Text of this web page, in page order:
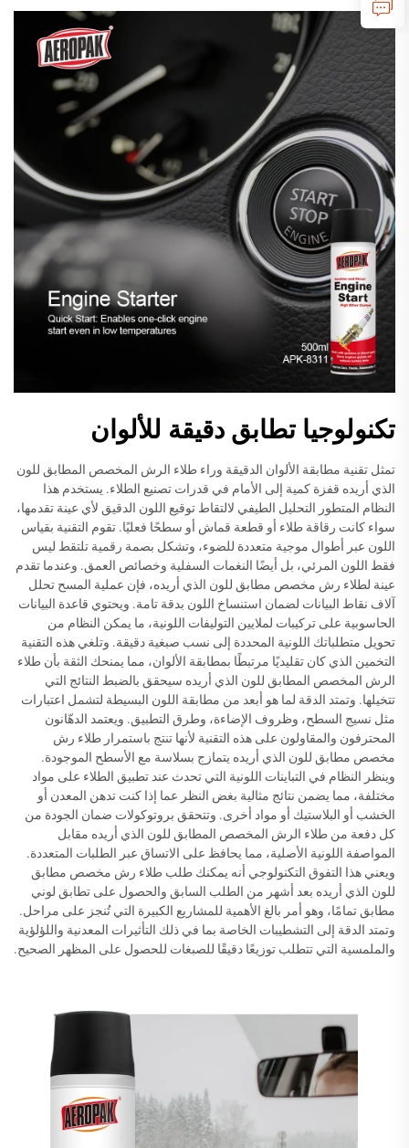
تكنولوجيا تطابق دقيقة للألوان
تمثل تقنية مطابقة الألوان الدقيقة وراء طلاء الرش المخصص المطابق للون
الذي أريده قفزة كمية إلى الأمام في قدرات تصنيع الطلاء. يستخدم هذا
النظام المتطور التحليل الطيفي لالتقاط توقيع اللون الدقيق لأي عينة تقدمها،
سواء كانت رقاقة طلاء أو قطعة قماش أو سطحًا فعليًا. تقوم التقنية بقياس
اللون عبر أطوال موجية متعددة للضوء، وتشكل بصمة رقمية تلتقط ليس
فقط اللون المرئي، بل أيضًا النغمات السفلية وخصائص العمق. وعندما تقدم
عينة لطلاء رش مخصص مطابق للون الذي أريده، فإن عملية المسح تحلل
آلاف نقاط البيانات لضمان استنساخ اللون بدقة تامة. ويحتوي قاعدة البيانات
الحاسوبية على تركيبات لملايين التوليفات اللونية، ما يمكن النظام من
تحويل متطلباتك اللونية المحددة إلى نسب صبغية دقيقة. وتلغي هذه التقنية
التخمين الذي كان تقليديًا مرتبطًا بمطابقة الألوان، مما يمنحك الثقة بأن طلاء
الرش المخصص المطابق للون الذي أريده سيحقق بالضبط النتائج التي
تتخيلها. وتمتد الدقة لما هو أبعد من مطابقة اللون البسيطة لتشمل اعتبارات
مثل نسيج السطح، وظروف الإضاءة، وطرق التطبيق. ويعتمد الدهّانون
المحترفون والمقاولون على هذه التقنية لأنها تنتج باستمرار طلاء رش
مخصص مطابق للون الذي أريده يتمازج بسلاسة مع الأسطح الموجودة.
وينظر النظام في التباينات اللونية التي تحدث عند تطبيق الطلاء على مواد
مختلفة، مما يضمن نتائج مثالية بغض النظر عما إذا كنت تدهن المعدن أو
الخشب أو البلاستيك أو مواد أخرى. وتتحقق بروتوكولات ضمان الجودة من
كل دفعة من طلاء الرش المخصص المطابق للون الذي أريده مقابل
المواصفة اللونية الأصلية، مما يحافظ على الاتساق عبر الطلبات المتعددة.
ويعني هذا التفوق التكنولوجي أنه يمكنك طلب طلاء رش مخصص مطابق
للون الذي أريده بعد أشهر من الطلب السابق والحصول على تطابق لوني
مطابق تمامًا، وهو أمر بالغ الأهمية للمشاريع الكبيرة التي تُنجز على مراحل.
وتمتد الدقة إلى التشطيبات الخاصة بما في ذلك التأثيرات المعدنية واللؤلؤية
والملمسية التي تتطلب توزيعًا دقيقًا للصبغات للحصول على المظهر الصحيح.